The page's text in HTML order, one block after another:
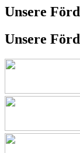
Unsere
Unsere